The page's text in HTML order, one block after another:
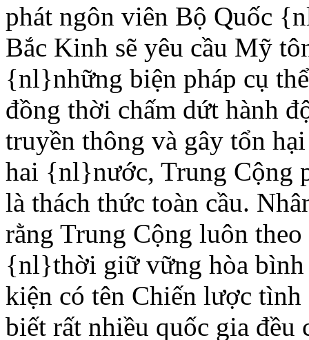
phát ngôn viên Bộ Quốc
Bắc Kinh sẽ yêu cầu Mỹ
{nl}những biện pháp cụ
đồng thời chấm dứt hành
truyền thông và gây tổn
hai {nl}nước, Trung Cộng
là thách thức toàn cầu.
rằng Trung Cộng luôn
{nl}thời giữ vững hòa bình
kiện có tên Chiến lược
biết rất nhiều quốc gia đều